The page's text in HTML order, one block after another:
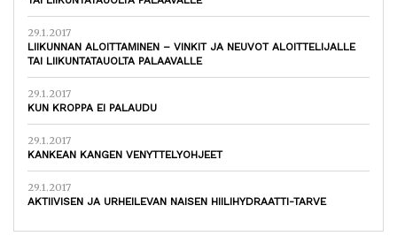
29.1.2017
LIIKUNNAN ALOITTAMINEN – VINKIT JA NEUVOT ALOITTELIJALLE
TAI LIIKUNTATAUOLTA PALAAVALLE
29.1.2017
KUN KROPPA EI PALAUDU
29.1.2017
KANKEAN KANGEN VENYTTELYOHJEET
29.1.2017
AKTIIVISEN JA URHEILEVAN NAISEN HIILIHYDRAATTI-TARVE